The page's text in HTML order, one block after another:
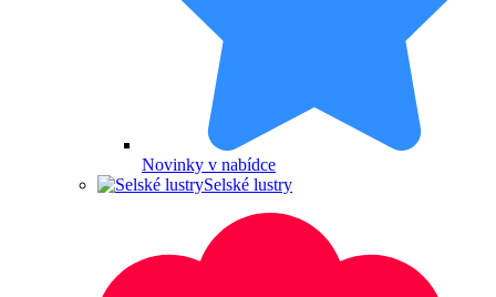
Novinky v nabídce
Selské lustry